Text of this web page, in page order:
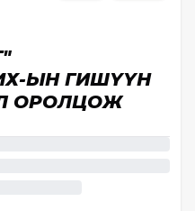
ЫН ГИШҮҮН
ОРОЛЦОЖ